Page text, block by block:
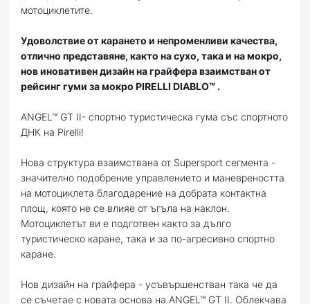
мотоциклетите.
Удоволствие от карането и непроменливи качества,
отлично представяне, както на сухо, така и на мокро,
нов иновативен дизайн на грайфера взаимстван от
рейсинг гуми за мокро PIRELLI DIABLO™ .
ANGEL™ GT II- спортно туристическа гума със спортното
ДНК на Pirelli!
Нова структура взаимствана от Supersport сегмента -
значително подобрение управлението и маневреността
на мотоциклета благодарение на добрата контактна
площ, която не се влияе от ъгъла на наклон.
Мотоциклетът ви е подготвен както за дълго
туристическо каране, така и за по-агресивно спортно
каране.
Нов дизайн на грайфера - усъвършенстван така че да
се съчетае с новата основа на ANGEL™ GT II. Облекчава